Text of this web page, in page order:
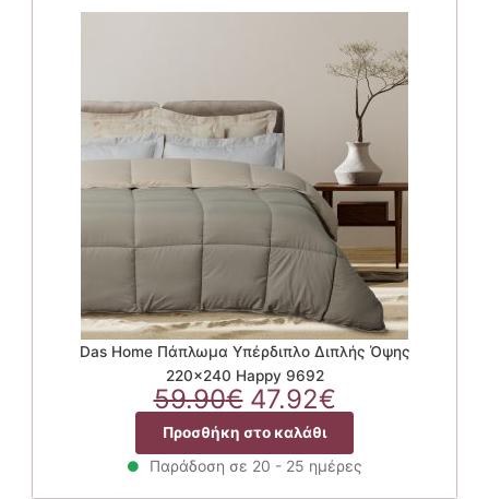
Das Home Πάπλωμα Υπέρδιπλο Διπλής Όψης
220×240 Happy 9692
59.90€ Original
price
was:
59.90€.
47.92€Η
τρέχουσα
τιμή
είναι:
Προσθήκη στο καλάθι
Παράδοση σε 20 - 25 ημέρες